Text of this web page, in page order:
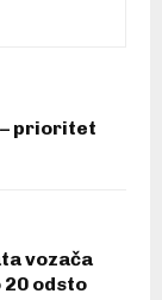
– prioritet
vozača
odsto